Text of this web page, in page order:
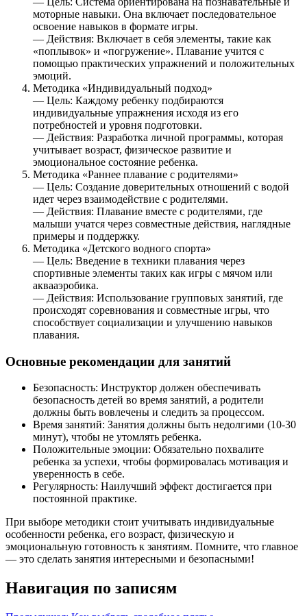
моторные навыки. Она включает последовательное
освоение навыков в формате игры.
— Действия: Включает в себя элементы, такие как
«поплывок» и «погружение». Плавание учится с
помощью практических упражнений и положительных
эмоций.
Методика «Индивидуальный подход»
— Цель: Каждому ребенку подбираются
индивидуальные упражнения исходя из его
потребностей и уровня подготовки.
— Действия: Разработка личной программы, которая
учитывает возраст, физическое развитие и
эмоциональное состояние ребенка.
Методика «Раннее плавание с родителями»
— Цель: Создание доверительных отношений с водой
идет через взаимодействие с родителями.
— Действия: Плавание вместе с родителями, где
малыши учатся через совместные действия, наглядные
примеры и поддержку.
Методика «Детского водного спорта»
— Цель: Введение в техники плавания через
спортивные элементы таких как игры с мячом или
аквааэробика.
— Действия: Использование групповых занятий, где
происходят соревнования и совместные игры, что
способствует социализации и улучшению навыков
плавания.
Основные рекомендации для занятий
Безопасность: Инструктор должен обеспечивать
безопасность детей во время занятий, а родители
должны быть вовлечены и следить за процессом.
Время занятий: Занятия должны быть недолгими (10-30
минут), чтобы не утомлять ребенка.
Положительные эмоции: Обязательно похвалите
ребенка за успехи, чтобы формировалась мотивация и
уверенность в себе.
Регулярность: Наилучший эффект достигается при
постоянной практике.
При выборе методики стоит учитывать индивидуальные
особенности ребенка, его возраст, физическую и
эмоциональную готовность к занятиям. Помните, что главное
— это сделать занятия интересными и безопасными!
Навигация по записям